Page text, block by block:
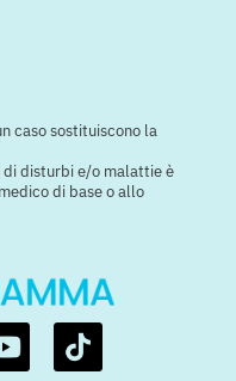
caso sostituiscono la
di disturbi e/o malattie è
di base o allo